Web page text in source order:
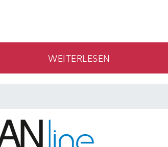
WEITERLESEN